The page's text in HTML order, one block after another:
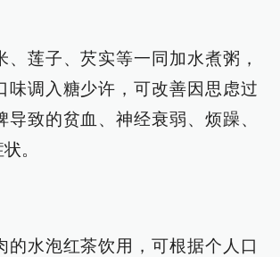
、莲子、芡实等一同加水煮粥，
味调入糖少许，可改善因思虑过
导致的贫血、神经衰弱、烦躁、
。
的水泡红茶饮用，可根据个人口